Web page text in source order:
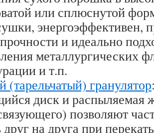
или сплюснутой
энергоэффективен,
и идеально
металлургических
и т.п.
(тарельчатый) гранулятор
диск и распыляемая
позволяют
друг на друга при